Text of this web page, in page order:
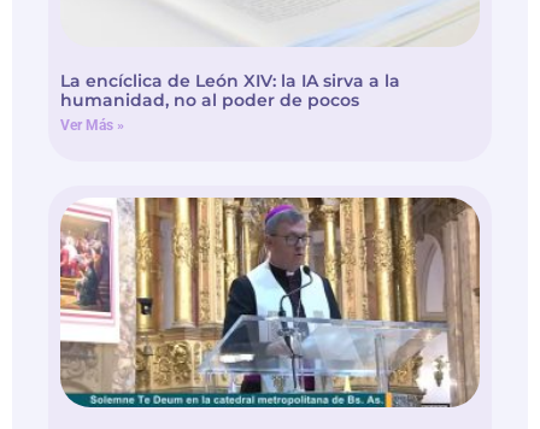
La encíclica de León XIV: la IA sirva a la
humanidad, no al poder de pocos
Ver Más »